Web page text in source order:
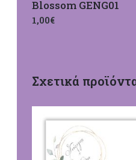
Blossom GENG01
1,00€
Σχετικά